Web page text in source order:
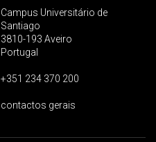
Campus Universitário de
Santiago
3810-193 Aveiro
Portugal
+351 234 370 200
contactos gerais